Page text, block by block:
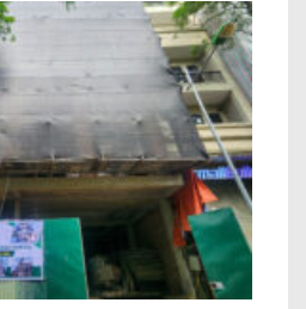
Sạn Nguyễn Văn Ngọc
Hà Nội